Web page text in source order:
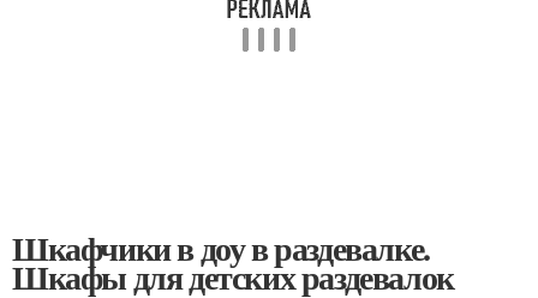
Шкафчики в доу в раздевалке.
Шкафы для детских раздевалок